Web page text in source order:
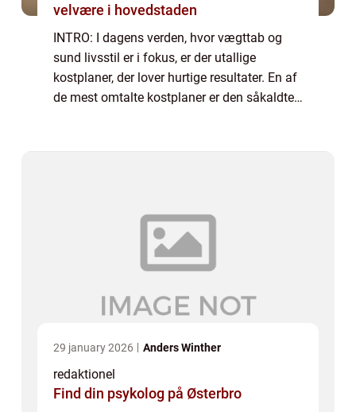
velvære i hovedstaden
INTRO: I dagens verden, hvor vægttab og
sund livsstil er i fokus, er der utallige
kostplaner, der lover hurtige resultater. En af
de mest omtalte kostplaner er den såkaldte
29 january 2026 Anders Winther
redaktionel
Find din psykolog på Østerbro